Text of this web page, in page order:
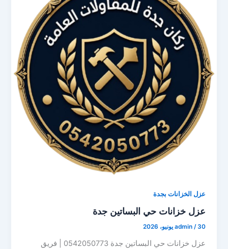
عزل الخزانات بجدة
عزل خزانات حي البساتين جدة
admin /30 يونيو، 2026
عزل خزانات حي البساتين جدة 0542050773 | فريق